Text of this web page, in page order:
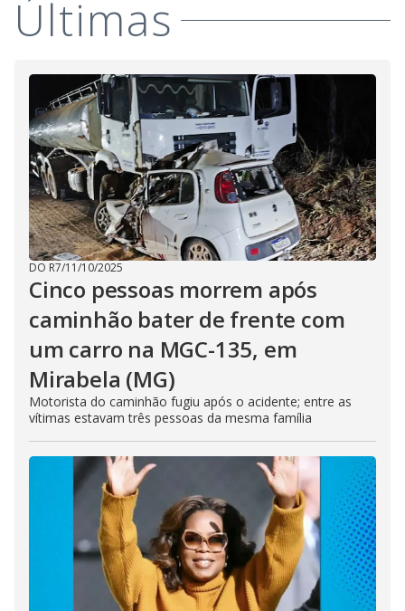
i
d
e
o
Últimas
DO R7/11/10/2025
Cinco pessoas morrem após
caminhão bater de frente com
um carro na MGC-135, em
Mirabela (MG)
Motorista do caminhão fugiu após o acidente; entre as
vítimas estavam três pessoas da mesma família